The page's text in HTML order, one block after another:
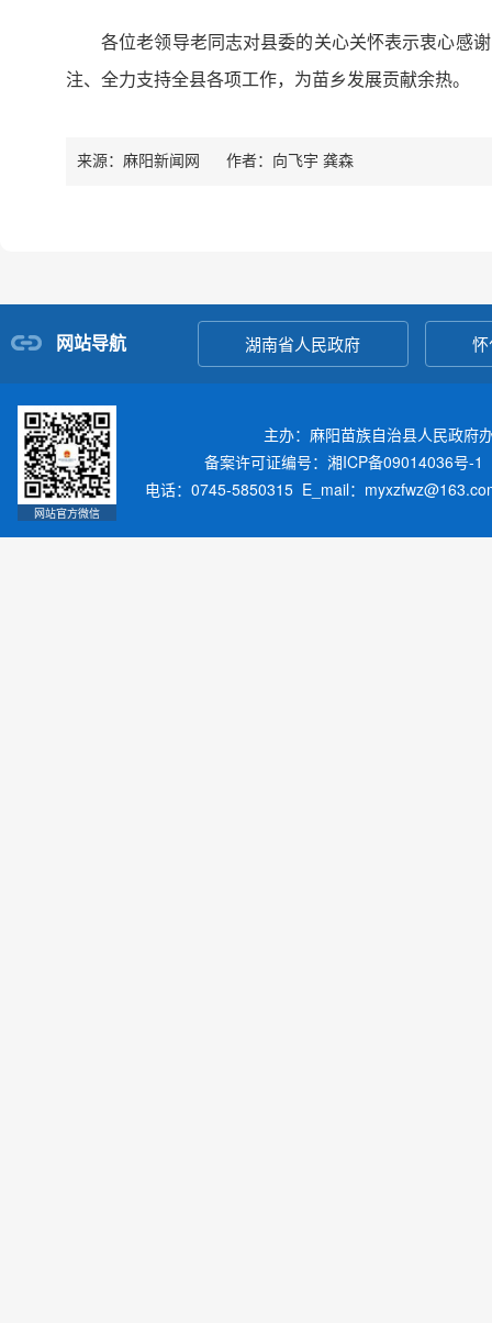
各位老领导老同志对县委的关心关怀表示衷心感
注、全力支持全县各项工作，为苗乡发展贡献余热。
来源：麻阳新闻网 作者： 向飞宇 龚森
网站导航 湖南省人民政府
网站官方微信
主办：麻阳苗族自治县人民政
备案许可证编号：湘ICP备09014036号-1
电话：0745-5850315 E_mail：